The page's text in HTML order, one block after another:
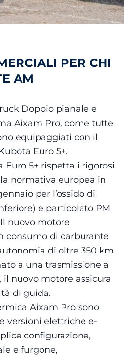
PER CHI
AM
Doppio pianale e
Aixam Pro, come tutte
equipaggiati con il
Euro 5+.
Euro 5+ rispetta i rigorosi
normativa europea in
per l’ossido di
e particolato PM
nuovo motore
consumo di carburante
di oltre 350 km
a una trasmissione a
nuovo motore assicura
di guida.
Aixam Pro sono
versioni elettriche e-
configurazione,
e furgone,